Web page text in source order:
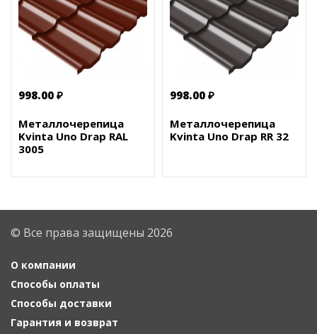
998.00 ₽
Металлочерепица
Kvinta Uno Drap RAL
3005
998.00 ₽
Металлочерепица
Kvinta Uno Drap RR 32
© Все права защищены 2026
О компании
Способы оплаты
Способы доставки
Гарантия и возврат